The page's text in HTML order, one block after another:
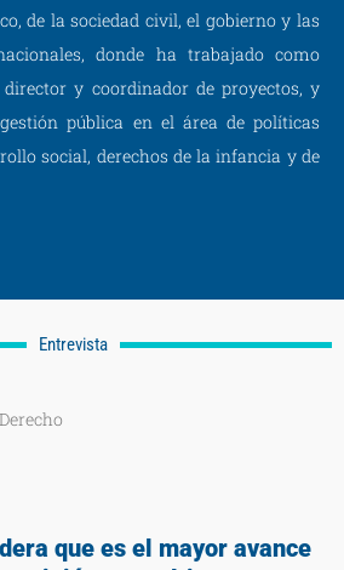
de la sociedad civil, el gobierno y las
donde ha trabajado como
director y coordinador de proyectos, y
pública en el área de políticas
social, derechos de la infancia y de
Entrevista
que es el mayor avance